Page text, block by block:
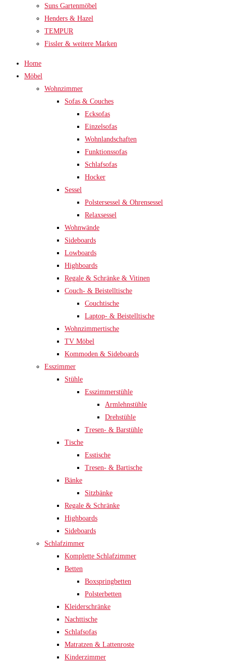
Suns Gartenmöbel
Henders & Hazel
TEMPUR
Fissler & weitere Marken
Home
Möbel
Wohnzimmer
Sofas & Couches
Ecksofas
Einzelsofas
Wohnlandschaften
Funktionssofas
Schlafsofas
Hocker
Sessel
Polstersessel & Ohrensessel
Relaxsessel
Wohnwände
Sideboards
Lowboards
Highboards
Regale & Schränke & Vitinen
Couch- & Beistelltische
Couchtische
Laptop- & Beistelltische
Wohnzimmertische
TV Möbel
Kommoden & Sideboards
Esszimmer
Stühle
Esszimmerstühle
Armlehnstühle
Drehstühle
Tresen- & Barstühle
Tische
Esstische
Tresen- & Bartische
Bänke
Sitzbänke
Regale & Schränke
Highboards
Sideboards
Schlafzimmer
Komplette Schlafzimmer
Betten
Boxspringbetten
Polsterbetten
Kleiderschränke
Nachttische
Schlafsofas
Matratzen & Lattenroste
Kinderzimmer